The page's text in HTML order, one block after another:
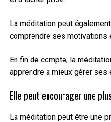
La méditation peut
comprendre ses motivations
En fin de compte, la
apprendre à mieux gérer
Elle peut encourager une
La méditation peut être une